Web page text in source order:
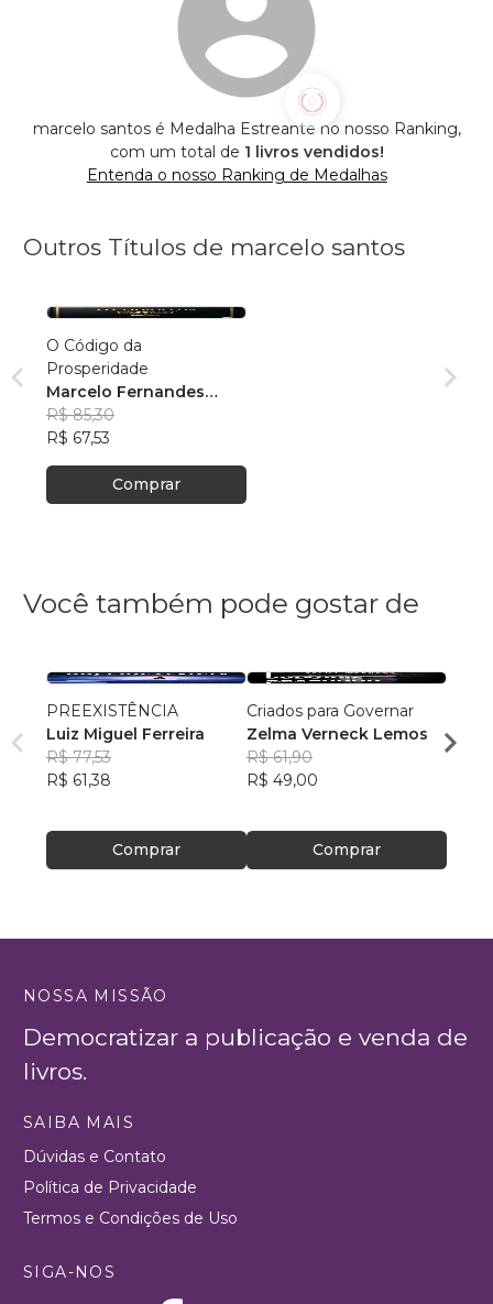
marcelo santos é Medalha Estreante no nosso Ranking,
com um total de 1 livros vendidos!
Entenda o nosso Ranking de Medalhas
Outros Títulos de marcelo santos
O Código da
Prosperidade
Marcelo Fernandes
Santos
R$ 85,30
R$ 67,53
Comprar
Você também pode gostar de
PREEXISTÊNCIA
Luiz Miguel Ferreira
R$ 77,53
R$ 61,38
Comprar
Criados para Governar
Zelma Verneck Lemos
R$ 61,90
R$ 49,00
Comprar
R$
NOSSA MISSÃO
Democratizar a publicação e venda de
livros.
SAIBA MAIS
Dúvidas e Contato
Política de Privacidade
Termos e Condições de Uso
SIGA-NOS